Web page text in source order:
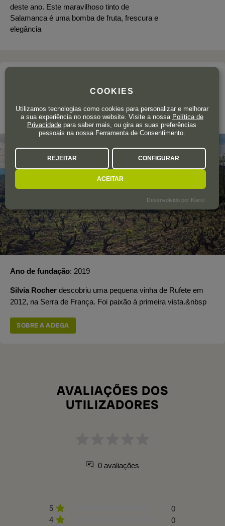
deste ano. Este maravilhoso tinto de
Salamanca é uma bomba de fruta, frescura e
elegância
Sierra de Salamanca
Ano de fundação 2019
Silvia Rocher descobriu uma pequena vinha de Rufete em
2012, na Serra de França. Foi paixão à primeira vista.&nbsp
SOBRE A ADEGA
AVALIAÇÕES DOS
UTILIZADORES
0 avaliações
5
0
4
0
COOKIES
Utilizamos tecnologias como cookies para personalizar e melhorar
a sua experiência no nosso website. Visite a nossa Política de
Privacidade para saber mais, ou gira as suas preferências
pessoais na nossa Ferramenta de Consentimento.
REJEITAR CONFIGURAR
ACEITAR
Desenvolvido por Klaro!